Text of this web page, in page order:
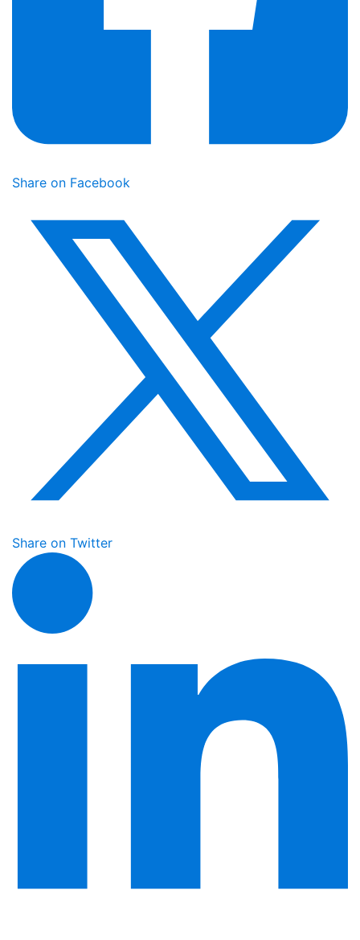
Share on Facebook
Share on Twitter